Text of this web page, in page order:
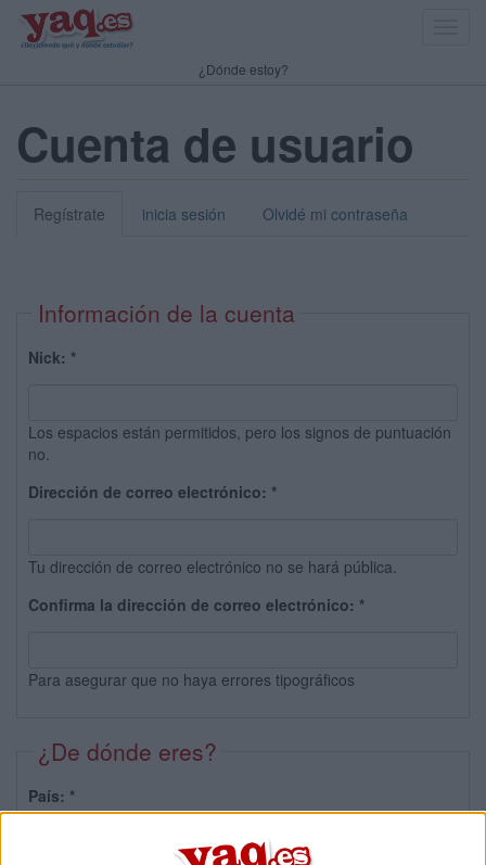
¿Dónde estoy?
Cuenta de usuario
Regístrate inicia sesión Olvidé mi contraseña
Información de la cuenta
Nick: *
Los espacios están permitidos, pero los signos de puntuación
no.
Dirección de correo electrónico: *
Tu dirección de correo electrónico no se hará pública.
Confirma la dirección de correo electrónico: *
Para asegurar que no haya errores tipográficos
¿De dónde eres?
País: *